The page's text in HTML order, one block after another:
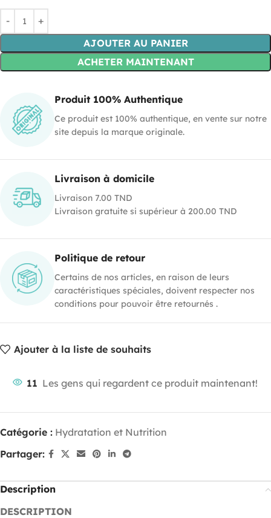
AJOUTER AU PANIER
ACHETER MAINTENANT
Produit 100% Authentique
Ce produit est 100% authentique, en vente sur notre
site depuis la marque originale.
Livraison à domicile
Livraison 7.00 TND
Livraison gratuite si supérieur à 200.00 TND
Politique de retour
Certains de nos articles, en raison de leurs
caractéristiques spéciales, doivent respecter nos
conditions pour pouvoir être retournés .
Ajouter à la liste de souhaits
11 Les gens qui regardent ce produit maintenant!
Catégorie : Hydratation et Nutrition
Partager:
Description
DESCRIPTION